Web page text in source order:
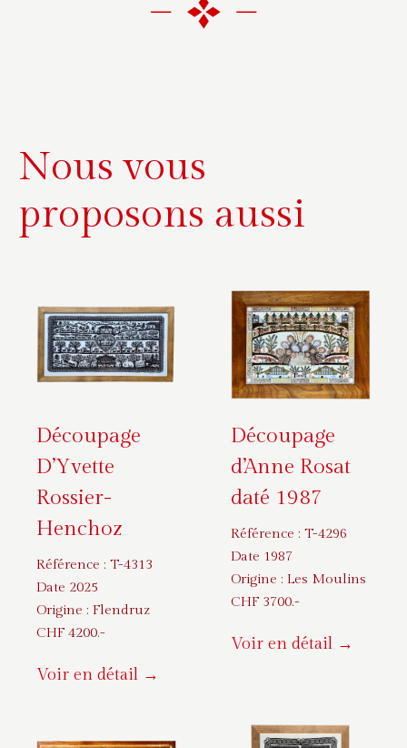
v
e
:
Nous vous
proposons aussi
Découpage
D’Yvette
Rossier-
Henchoz
Référence : T-4313
Date 2025
Origine : Flendruz
CHF 4200.-
Voir en détail →
Découpage
d’Anne Rosat
daté 1987
Référence : T-4296
Date 1987
Origine : Les Moulins
CHF 3700.-
Voir en détail →